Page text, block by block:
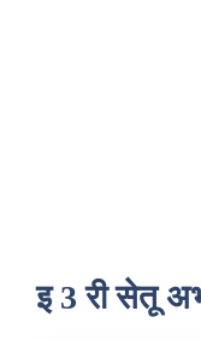
इ 3 री सेतू